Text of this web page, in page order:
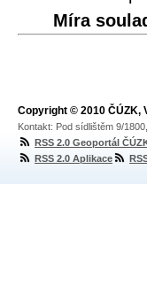
Míra
Copyright © 2010 ČÚZK,
Kontakt: Pod sídlištěm 9/
RSS 2.0 Geoportál
RSS 2.0 Aplikace